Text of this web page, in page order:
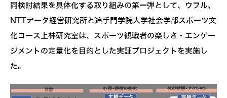
同検討結果を具体化する取り組みの第一弾として、ウフル、
NTTデータ経営研究所と追手門学院大学社会学部スポーツ文
化コース上林研究室は、スポーツ観戦者の楽しさ・エンゲー
ジメントの定量化を目的とした実証プロジェクトを実施し
た。